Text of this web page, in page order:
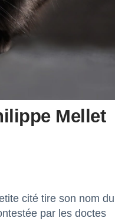
Mellet
cité tire son nom du
par les doctes